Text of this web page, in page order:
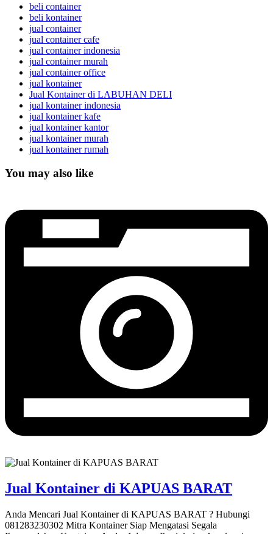
beli container
beli kontainer
jual container
jual container cafe
jual container indonesia
jual container murah
jual container office
jual kontainer
Jual Kontainer di LABUHAN DELI
jual kontainer indonesia
jual kontainer kafe
jual kontainer kantor
jual kontainer murah
jual kontainer rumah
You may also like
Jual Kontainer di KAPUAS BARAT
Anda Mencari Jual Kontainer di KAPUAS BARAT ? Hubungi
081283230302 Mitra Kontainer Siap Mengatasi Segala